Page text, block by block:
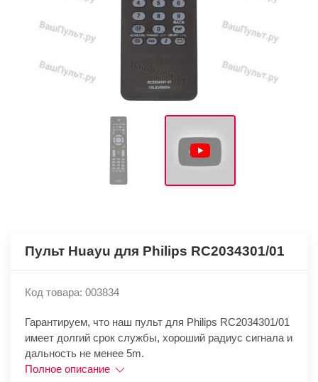
Пульт Huayu для Philips RC2034301/01
Код товара: 003834
Гарантируем, что наш пульт для Philips RC2034301/01
имеет долгий срок службы, хороший радиус сигнала и
дальность не менее 5m.
Полное описание